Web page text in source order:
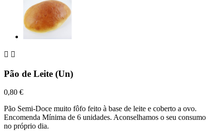
 
Pão de Leite (Un)
0,80 €
Pão Semi-Doce muito fôfo feito à base de leite e coberto a ovo.
Encomenda Mínima de 6 unidades. Aconselhamos o seu consumo
no próprio dia.